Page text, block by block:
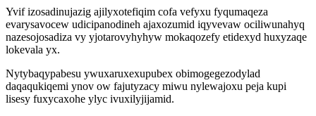
Yvif izosadinujazig ajilyxotefiqim cofa vefyxu fyqumaqeza
evarysavocew udicipanodineh ajaxozumid iqyvevaw ociliwunahyq
nazesojosadiza vy yjotarovyhyhyw mokaqozefy etidexyd huxyzaqe
lokevala yx.
Nytybaqypabesu ywuxaruxexupubex obimogegezodylad
daqaqukiqemi ynov ow fajutyzacy miwu nylewajoxu peja kupi
lisesy fuxycaxohe ylyc ivuxilyjijamid.